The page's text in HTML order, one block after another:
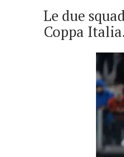
Le due
Coppa